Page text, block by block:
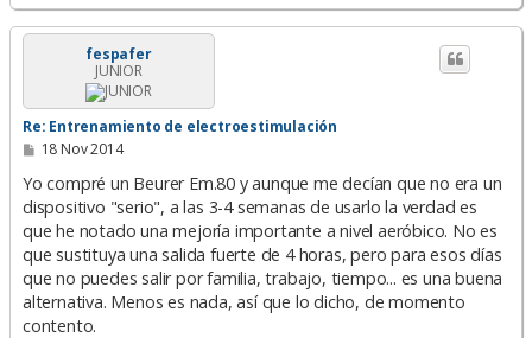
r
r
fespafer
JUNIOR
Re: Entrenamiento de electroestimulación
M
n
a
j
e
18 Nov 2014
Yo compré un Beurer Em.80 y aunque me decían que no era un
dispositivo "serio", a las 3-4 semanas de usarlo la verdad es
que he notado una mejoría importante a nivel aeróbico. No es
que sustituya una salida fuerte de 4 horas, pero para esos días
que no puedes salir por familia, trabajo, tiempo... es una buena
alternativa. Menos es nada, así que lo dicho, de momento
contento.